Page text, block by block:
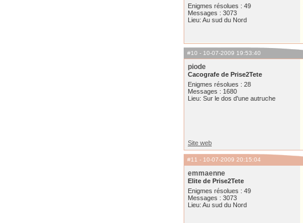
Enigmes résolues : 49
Messages : 3073
Lieu: Au sud du Nord
#10 - 10-07-2009 19:53:40
piode
Cacografe de Prise2Tete
Enigmes résolues : 28
Messages : 1680
Lieu: Sur le dos d'une autruche
Site web
#11 - 10-07-2009 20:15:04
emmaenne
Elite de Prise2Tete
Enigmes résolues : 49
Messages : 3073
Lieu: Au sud du Nord